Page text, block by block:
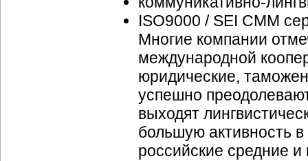
ISO9000 / SEI CMM
Многие компании
международной
юридические,
успешно
выходят
большую активность
российские средние